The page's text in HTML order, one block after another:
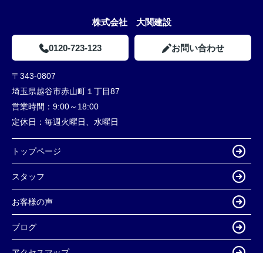
株式会社 大関建設
0120-723-123 お問い合わせ
〒343-0807
埼玉県越谷市赤山町１丁目87
営業時間： 9:00～18:00
定休日： 毎週火曜日、水曜日
トップページ
スタッフ
お客様の声
ブログ